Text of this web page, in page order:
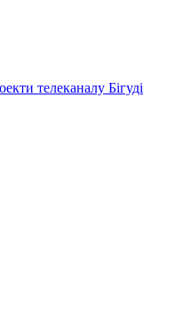
телеканалу Бігуді